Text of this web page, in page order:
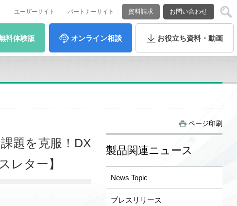
ユーザーサイト パートナーサイト 資料請求 お問い合わせ
料体験版 オンライン相談 お役立ち資料・動画
題を克服！DX
レター】
ページ印刷
製品関連ニュース
News Topic
プレスリリース